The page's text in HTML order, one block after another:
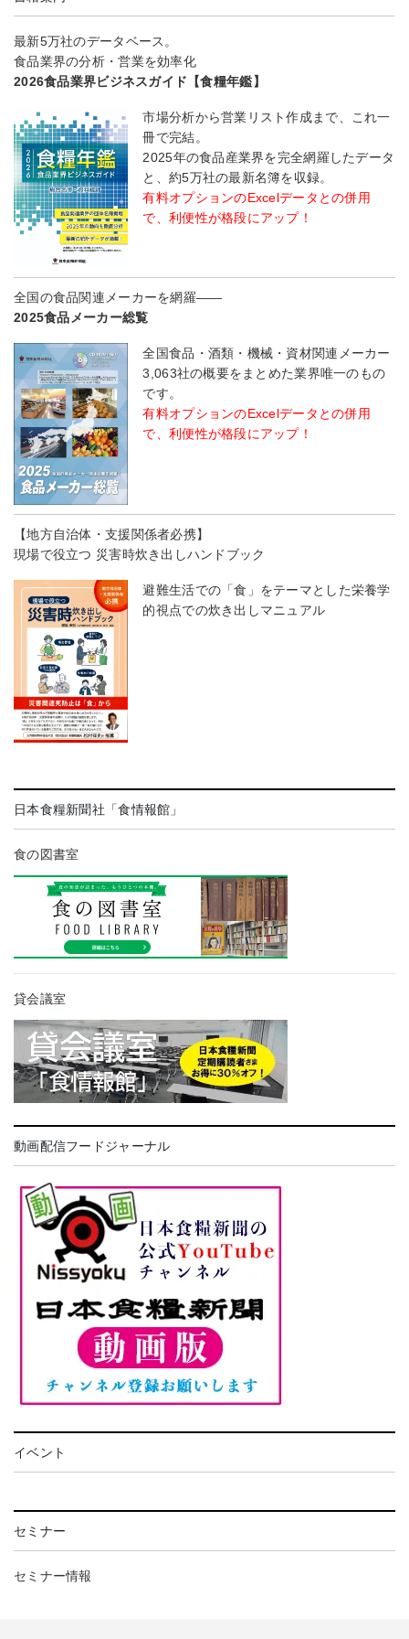
最新5万社のデータベース。
食品業界の分析・営業を効率化
2026食品業界ビジネスガイド【食糧年鑑】
市場分析から営業リスト作成まで、これ一
冊で完結。
2025年の食品産業界を完全網羅したデータ
と、約5万社の最新名簿を収録。
有料オプションのExcelデータとの併用
で、利便性が格段にアップ！
全国の食品関連メーカーを網羅――
2025食品メーカー総覧
全国食品・酒類・機械・資材関連メーカー
3,063社の概要をまとめた業界唯一のもの
です。
有料オプションのExcelデータとの併用
で、利便性が格段にアップ！
【地方自治体・支援関係者必携】
現場で役立つ 災害時炊き出しハンドブック
避難生活での「食」をテーマとした栄養学
的視点での炊き出しマニュアル
日本食糧新聞社「食情報館」
食の図書室
貸会議室
動画配信フードジャーナル
イベント
セミナー
セミナー情報